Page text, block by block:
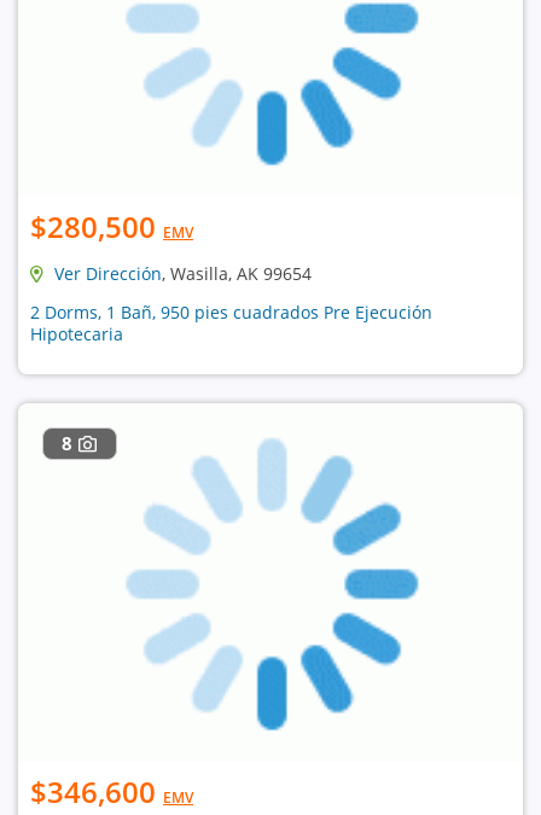
$280,500 EMV
Ver Dirección, Wasilla, AK 99654
2 Dorms, 1 Bañ, 950 pies cuadrados Pre Ejecución
Hipotecaria
8
$346,600 EMV